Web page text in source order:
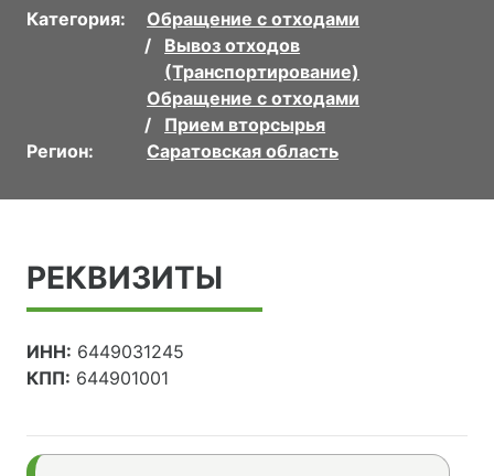
Категория:
Обращение с отходами
Вывоз отходов
(Транспортирование)
Обращение с отходами
Прием вторсырья
Регион:
Саратовская область
РЕКВИЗИТЫ
ИНН: 6449031245
КПП: 644901001